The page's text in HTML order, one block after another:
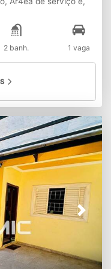
2 banh. 1 vaga
Next